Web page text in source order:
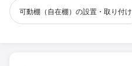
可動棚（自在棚）の設置・取り付け